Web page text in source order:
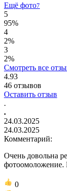
Ещё фото7
5
95%
4
2%
3
2%
Смотреть все
4.93
46 отзывов
Оставить отзыв
.
.
24.03.2025
24.03.2025
Комментарий:
Очень довольна
0